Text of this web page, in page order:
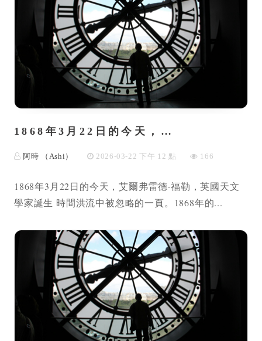
1868年3月22日的今天，…
阿時 （Ashi） 2026-03-22 下午 12 點 166
1868年3月22日的今天，艾爾弗雷德·福勒，英國天文
學家誕生 時間洪流中被忽略的一頁。1868年的...